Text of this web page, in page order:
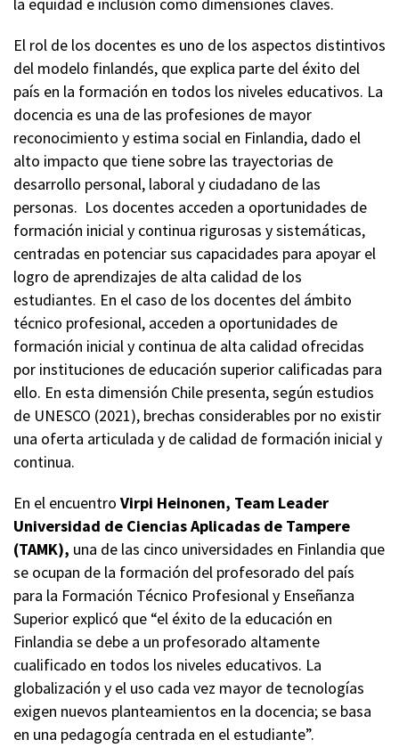
El rol de los docentes es uno de los aspectos distintivos
del modelo finlandés, que explica parte del éxito del
país en la formación en todos los niveles educativos. La
docencia es una de las profesiones de mayor
reconocimiento y estima social en Finlandia, dado el
alto impacto que tiene sobre las trayectorias de
desarrollo personal, laboral y ciudadano de las
personas. Los docentes acceden a oportunidades de
formación inicial y continua rigurosas y sistemáticas,
centradas en potenciar sus capacidades para apoyar el
logro de aprendizajes de alta calidad de los
estudiantes. En el caso de los docentes del ámbito
técnico profesional, acceden a oportunidades de
formación inicial y continua de alta calidad ofrecidas
por instituciones de educación superior calificadas para
ello. En esta dimensión Chile presenta, según estudios
de UNESCO (2021), brechas considerables por no existir
una oferta articulada y de calidad de formación inicial y
continua.
En el encuentro Virpi Heinonen, Team Leader
Universidad de Ciencias Aplicadas de Tampere
(TAMK), una de las cinco universidades en Finlandia que
se ocupan de la formación del profesorado del país
para la Formación Técnico Profesional y Enseñanza
Superior explicó que “el éxito de la educación en
Finlandia se debe a un profesorado altamente
cualificado en todos los niveles educativos. La
globalización y el uso cada vez mayor de tecnologías
exigen nuevos planteamientos en la docencia; se basa
en una pedagogía centrada en el estudiante”.